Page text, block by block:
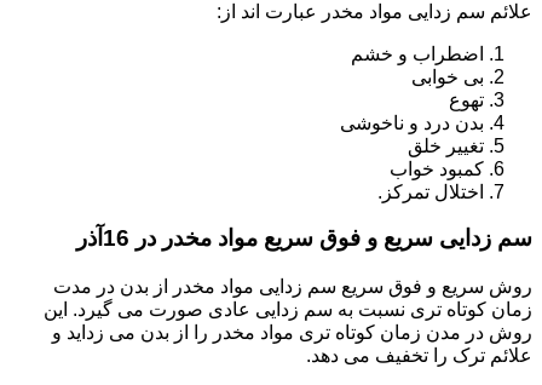
علائم سم زدایی مواد مخدر عبارت اند از:
اضطراب و خشم
بی خوابی
تهوع
بدن درد و ناخوشی
تغییر خلق
کمبود خواب
اختلال تمرکز.
سم زدایی سریع و فوق سریع مواد مخدر در 16آذر
روش سریع و فوق سریع سم زدایی مواد مخدر از بدن در مدت
زمان کوتاه تری نسبت به سم زدایی عادی صورت می گیرد. این
روش در مدن زمان کوتاه تری مواد مخدر را از بدن می زداید و
علائم ترک را تخفیف می دهد.